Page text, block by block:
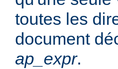
toutes les
document
ap_expr.